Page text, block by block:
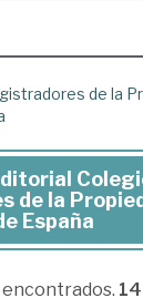
de la
de la
España
14